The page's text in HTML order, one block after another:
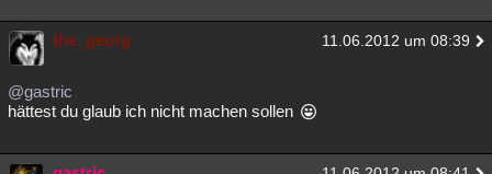
the_georg 11.06.2012 um 08:39
@gastric
hättest du glaub ich nicht machen sollen